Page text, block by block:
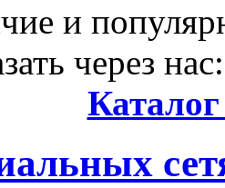
и
через нас: